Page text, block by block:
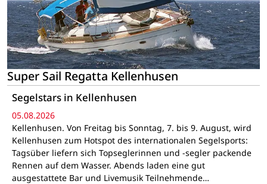
Super Sail Regatta Kellenhusen
Segelstars in Kellenhusen
05.08.2026
Kellenhusen. Von Freitag bis Sonntag, 7. bis 9. August, wird
Kellenhusen zum Hotspot des internationalen Segelsports:
Tagsüber liefern sich Topseglerinnen und -segler packende
Rennen auf dem Wasser. Abends laden eine gut
ausgestattete Bar und Livemusik Teilnehmende…